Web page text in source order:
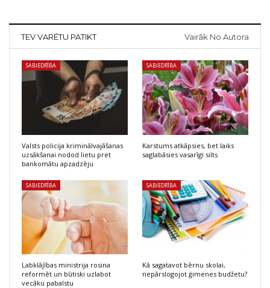
TEV VARĒTU PATIKT Vairāk No Autora
SABIEDRĪBA
Valsts policija kriminālvajāšanas
uzsākšanai nodod lietu pret
bankomātu apzadzēju
SABIEDRĪBA
Karstums atkāpsies, bet laiks
saglabāsies vasarīgi silts
SABIEDRĪBA
Labklājības ministrija rosina
reformēt un būtiski uzlabot
vecāku pabalstu
SABIEDRĪBA
Kā sagatavot bērnu skolai,
nepārslogojot ģimenes budžetu?